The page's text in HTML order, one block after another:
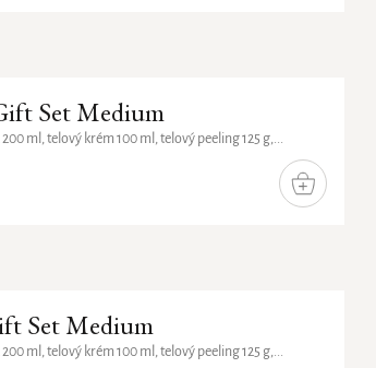
Set Medium
DO
KOŠÍKA
ml, telový krém 100 ml, telový peeling 125 g,...
Set Medium
ml, telový krém 100 ml, telový peeling 125 g,...